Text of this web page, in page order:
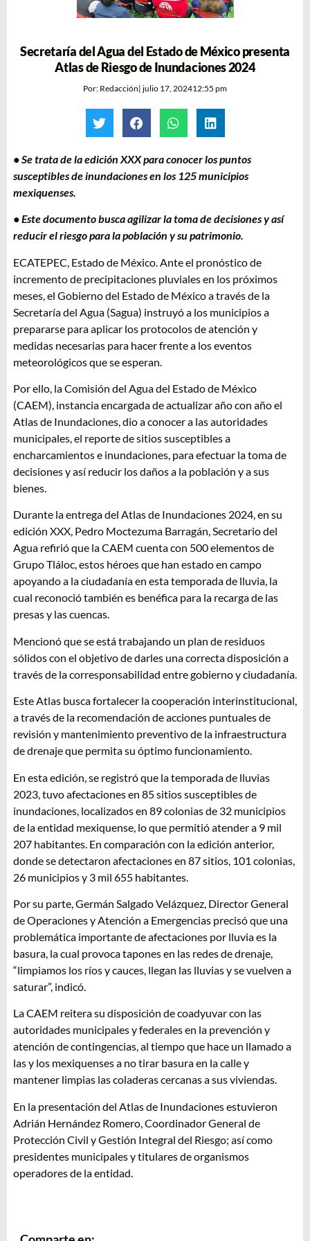
Secretaría del Agua del Estado de México presenta
Atlas de Riesgo de Inundaciones 2024
Por: Redacción| julio 17, 202412:55 pm
• Se trata de la edición XXX para conocer los puntos
susceptibles de inundaciones en los 125 municipios
mexiquenses.
• Este documento busca agilizar la toma de decisiones y así
reducir el riesgo para la población y su patrimonio.
ECATEPEC, Estado de México. Ante el pronóstico de
incremento de precipitaciones pluviales en los próximos
meses, el Gobierno del Estado de México a través de la
Secretaría del Agua (Sagua) instruyó a los municipios a
prepararse para aplicar los protocolos de atención y
medidas necesarias para hacer frente a los eventos
meteorológicos que se esperan.
Por ello, la Comisión del Agua del Estado de México
(CAEM), instancia encargada de actualizar año con año el
Atlas de Inundaciones, dio a conocer a las autoridades
municipales, el reporte de sitios susceptibles a
encharcamientos e inundaciones, para efectuar la toma de
decisiones y así reducir los daños a la población y a sus
bienes.
Durante la entrega del Atlas de Inundaciones 2024, en su
edición XXX, Pedro Moctezuma Barragán, Secretario del
Agua refirió que la CAEM cuenta con 500 elementos de
Grupo Tláloc, estos héroes que han estado en campo
apoyando a la ciudadanía en esta temporada de lluvia, la
cual reconoció también es benéfica para la recarga de las
presas y las cuencas.
Mencionó que se está trabajando un plan de residuos
sólidos con el objetivo de darles una correcta disposición a
través de la corresponsabilidad entre gobierno y ciudadanía.
Este Atlas busca fortalecer la cooperación interinstitucional,
a través de la recomendación de acciones puntuales de
revisión y mantenimiento preventivo de la infraestructura
de drenaje que permita su óptimo funcionamiento.
En esta edición, se registró que la temporada de lluvias
2023, tuvo afectaciones en 85 sitios susceptibles de
inundaciones, localizados en 89 colonias de 32 municipios
de la entidad mexiquense, lo que permitió atender a 9 mil
207 habitantes. En comparación con la edición anterior,
donde se detectaron afectaciones en 87 sitios, 101 colonias,
26 municipios y 3 mil 655 habitantes.
Por su parte, Germán Salgado Velázquez, Director General
de Operaciones y Atención a Emergencias precisó que una
problemática importante de afectaciones por lluvia es la
basura, la cual provoca tapones en las redes de drenaje,
“limpiamos los ríos y cauces, llegan las lluvias y se vuelven a
saturar”, indicó.
La CAEM reitera su disposición de coadyuvar con las
autoridades municipales y federales en la prevención y
atención de contingencias, al tiempo que hace un llamado a
las y los mexiquenses a no tirar basura en la calle y
mantener limpias las coladeras cercanas a sus viviendas.
En la presentación del Atlas de Inundaciones estuvieron
Adrián Hernández Romero, Coordinador General de
Protección Civil y Gestión Integral del Riesgo; así como
presidentes municipales y titulares de organismos
operadores de la entidad.